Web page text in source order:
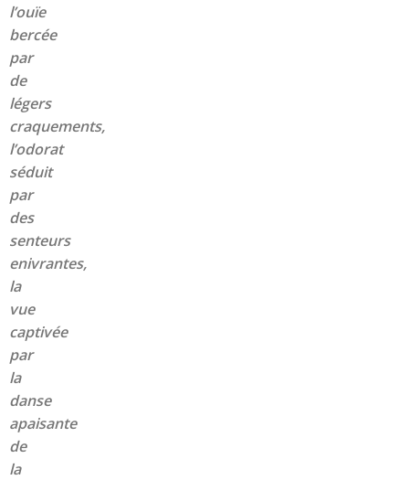
l’ouïe
bercée
par
de
légers
craquements,
l’odorat
séduit
par
des
senteurs
enivrantes,
la
vue
captivée
par
la
danse
apaisante
de
la